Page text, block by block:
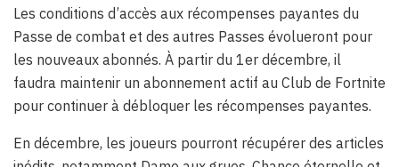
Les conditions d’accès aux récompenses payantes du
Passe de combat et des autres Passes évolueront pour
les nouveaux abonnés. À partir du 1er décembre, il
faudra maintenir un abonnement actif au Club de Fortnite
pour continuer à débloquer les récompenses payantes.
En décembre, les joueurs pourront récupérer des articles